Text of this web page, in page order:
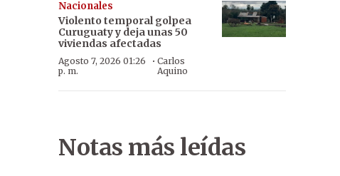
Nacionales
Violento temporal golpea
Curuguaty y deja unas 50
viviendas afectadas
Agosto 7, 2026 01:26
p. m.
· Carlos
Aquino
Notas más leídas